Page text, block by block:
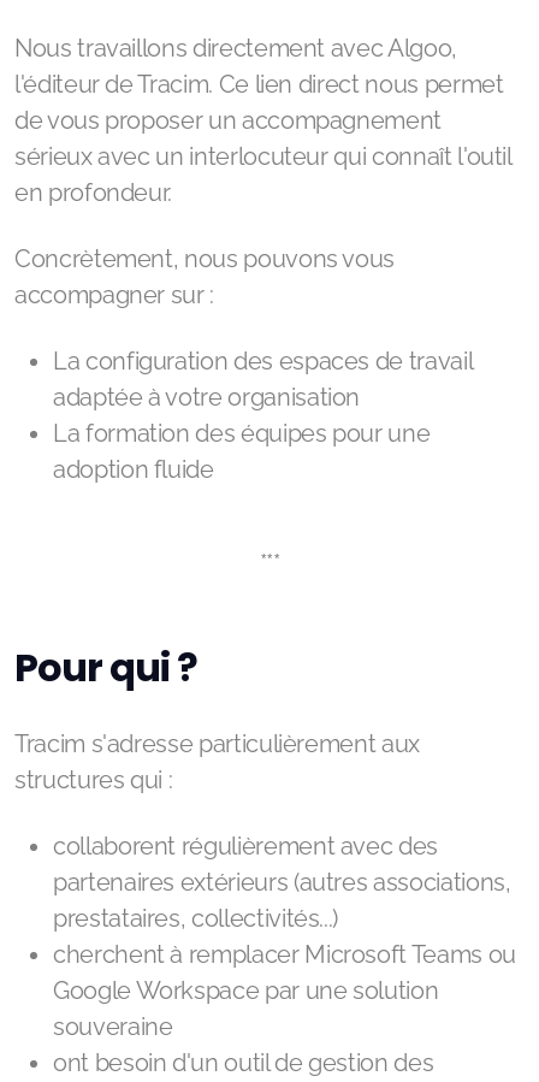
Nous travaillons directement avec Algoo,
l'éditeur de Tracim. Ce lien direct nous permet
de vous proposer un accompagnement
sérieux avec un interlocuteur qui connaît l'outil
en profondeur.
Concrètement, nous pouvons vous
accompagner sur :
La configuration des espaces de travail
adaptée à votre organisation
La formation des équipes pour une
adoption fluide
***
Pour qui ?
Tracim s'adresse particulièrement aux
structures qui :
collaborent régulièrement avec des
partenaires extérieurs (autres associations,
prestataires, collectivités...)
cherchent à remplacer Microsoft Teams ou
Google Workspace par une solution
souveraine
ont besoin d'un outil de gestion des